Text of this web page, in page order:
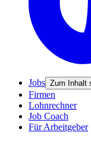
Jobs Zum Inhalt
Firmen
Lohnrechner
Job Coach
Für Arbeitgeber